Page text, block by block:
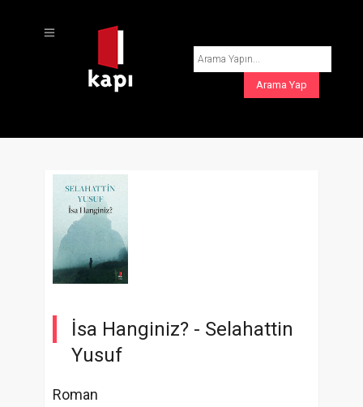
İsa Hanginiz? - Selahattin
Yusuf
Roman